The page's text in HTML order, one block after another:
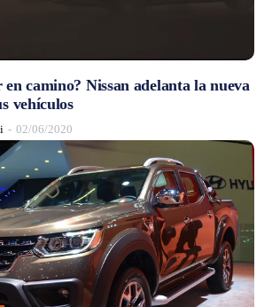
camino? Nissan adelanta la nueva
vehículos
- 02/06/2020